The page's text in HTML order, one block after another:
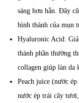
sáng hơn hẳn. Đây
hình thành của mụn
Hyaluronic Acid:
thành phần thường
collagen giúp làn da
Peach juice (nước
nước ép trái cây